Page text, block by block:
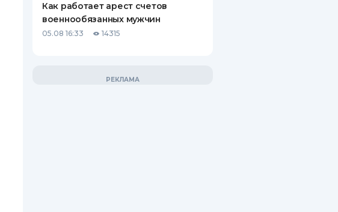
Как работает арест счетов
военнообязанных мужчин
05.08 16:33 14315